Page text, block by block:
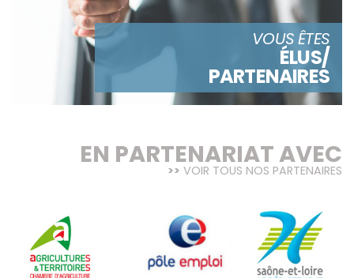
VOUS ÊTES
ÉLUS/
PARTENAIRES
EN PARTENARIAT AVEC
VOIR TOUS NOS PARTENAIRES